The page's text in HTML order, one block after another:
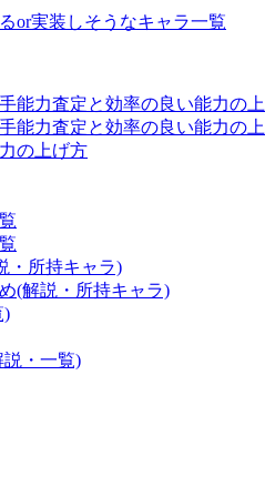
or実装しそうなキャラ一覧
能力査定と効率の良い能力の
能力査定と効率の良い能力の
の上げ方
・所持キャラ)
(解説・所持キャラ)
)
・一覧)